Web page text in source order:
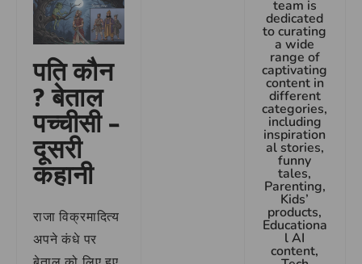
पति कौन
? बेताल
पच्चीसी –
दूसरी
कहानी
राजा विक्रमादित्य
अपने कंधे पर
team is
dedicated
to curating
a wide
range of
captivating
content in
different
categories,
including
inspiration
al stories,
funny
tales,
Parenting,
Kids’
products,
Educationa
l AI
content,